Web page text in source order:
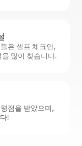
은 셀프 체크인,
많이 찾습니다.
점을 받았으며,
!